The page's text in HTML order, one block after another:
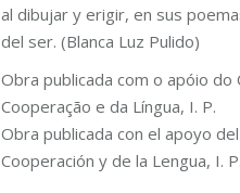
al dibujar y erigir, en sus
del ser. (Blanca Luz Pulido)
Obra publicada com o apóio
Cooperação e da Língua, I. P.
Obra publicada con el apoyo
Cooperación y de la Lengua, I. P.